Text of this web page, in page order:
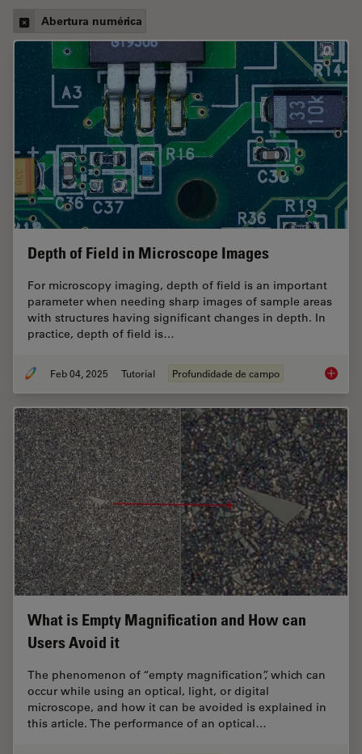
Abertura numérica
Depth of Field in Microscope Images
For microscopy imaging, depth of field is an important
parameter when needing sharp images of sample areas
with structures having significant changes in depth. In
practice, depth of field is…
Feb 04, 2025 Tutorial Profundidade de campo Depth
What is Empty Magnification and How can
Users Avoid it
The phenomenon of “empty magnification”, which can
occur while using an optical, light, or digital
microscope, and how it can be avoided is explained in
this article. The performance of an optical…